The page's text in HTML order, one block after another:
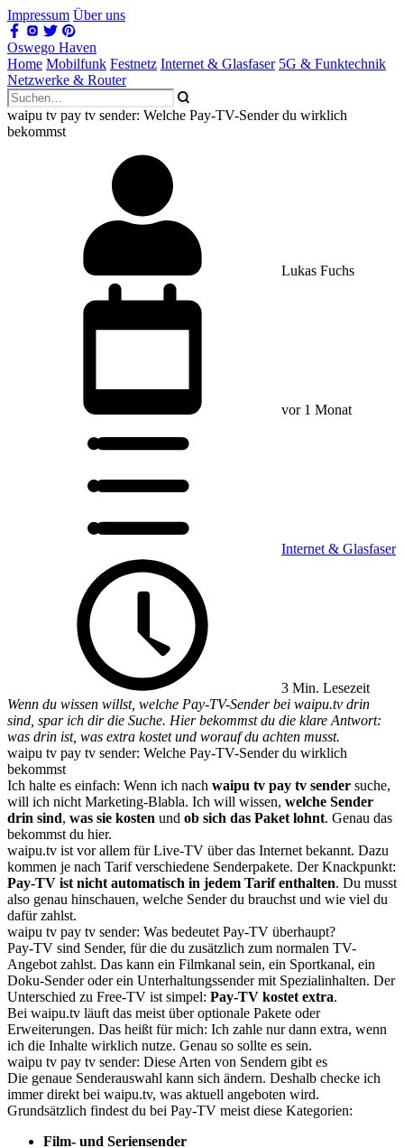
Impressum Über uns
Oswego Haven
Home Mobilfunk Festnetz Internet & Glasfaser 5G & Funktechnik
Netzwerke & Router
waipu tv pay tv sender: Welche Pay-TV-Sender du wirklich
bekommst
Lukas Fuchs
vor 1 Monat
Internet & Glasfaser
3 Min. Lesezeit
Wenn du wissen willst, welche Pay-TV-Sender bei waipu.tv drin
sind, spar ich dir die Suche. Hier bekommst du die klare Antwort:
was drin ist, was extra kostet und worauf du achten musst.
waipu tv pay tv sender: Welche Pay-TV-Sender du wirklich
bekommst
Ich halte es einfach: Wenn ich nach waipu tv pay tv sender suche,
will ich nicht Marketing-Blabla. Ich will wissen, welche Sender
drin sind, was sie kosten und ob sich das Paket lohnt. Genau das
bekommst du hier.
waipu.tv ist vor allem für Live-TV über das Internet bekannt. Dazu
kommen je nach Tarif verschiedene Senderpakete. Der Knackpunkt:
Pay-TV ist nicht automatisch in jedem Tarif enthalten. Du musst
also genau hinschauen, welche Sender du brauchst und wie viel du
dafür zahlst.
waipu tv pay tv sender: Was bedeutet Pay-TV überhaupt?
Pay-TV sind Sender, für die du zusätzlich zum normalen TV-
Angebot zahlst. Das kann ein Filmkanal sein, ein Sportkanal, ein
Doku-Sender oder ein Unterhaltungssender mit Spezialinhalten. Der
Unterschied zu Free-TV ist simpel: Pay-TV kostet extra.
Bei waipu.tv läuft das meist über optionale Pakete oder
Erweiterungen. Das heißt für mich: Ich zahle nur dann extra, wenn
ich die Inhalte wirklich nutze. Genau so sollte es sein.
waipu tv pay tv sender: Diese Arten von Sendern gibt es
Die genaue Senderauswahl kann sich ändern. Deshalb checke ich
immer direkt bei waipu.tv, was aktuell angeboten wird.
Grundsätzlich findest du bei Pay-TV meist diese Kategorien:
Film- und Seriensender